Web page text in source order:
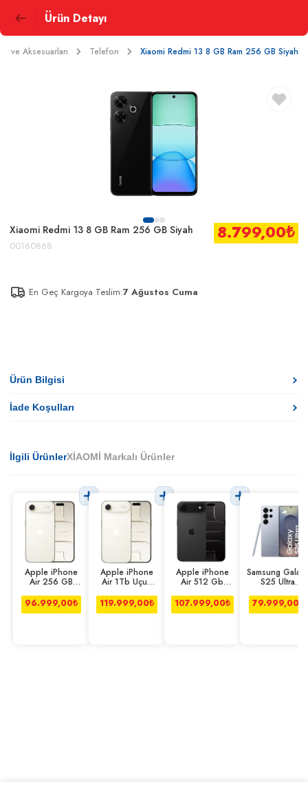
Ürün Detayı
ve Aksesuarları Telefon Xiaomi Redmi 13 8 GB Ram 256 GB Siyah
Xiaomi Redmi 13 8 GB Ram 256 GB Siyah
00160868
8.799,00₺
En Geç Kargoya Teslim:7 Ağustos Cuma
Ürün Bilgisi
İade Koşulları
İlgili ÜrünlerXİAOMİ Markalı Ürünler
Apple iPhone
Air 256 GB
96.999,00₺
Apple iPhone
Air 1Tb Uçuk
119.999,00₺
Apple iPhone
Air 512 Gb
107.999,00₺
Samsung Galaxy
S25 Ultra
Titanyum Mavi
79.999,00